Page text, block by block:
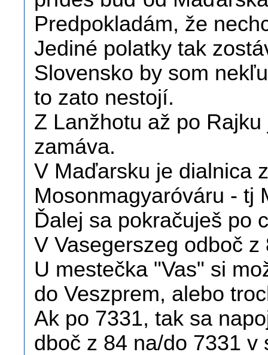
Predpokladám, že
Jediné polatky tak
Slovensko by som
to zato nestojí.
Z Lanžhotu až po
zamáva.
V Maďarsku je dialnica
Mosonmagyaróváru - tj
Ďalej sa pokračuješ po
V Vasegerszeg odboč
U mestečka "Vas" si
do Veszprem, alebo
Ak po 7331, tak sa
dboč z 84 na/do 7331 v